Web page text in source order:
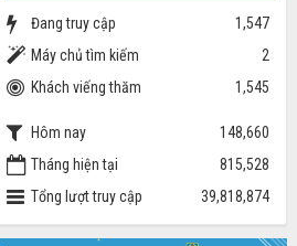
Đang truy cập
1,547
Máy chủ tìm kiếm
2
Khách viếng thăm
1,545
Hôm nay
148,660
Tháng hiện tại
815,528
Tổng lượt truy cập
39,818,874